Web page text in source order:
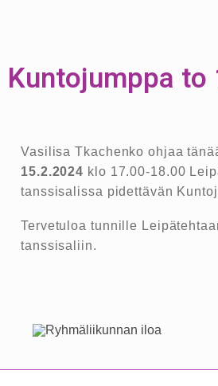
Kuntojumppa
Vasilisa Tkachenko ohjaa
15.2.2024 klo 17.00-18.00
tanssisalissa pidettävän
Tervetuloa tunnille
tanssisaliin.